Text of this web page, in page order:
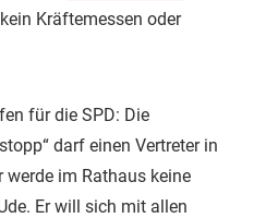
Kräftemessen oder
für die SPD: Die
darf einen Vertreter in
werde im Rathaus keine
Er will sich mit allen